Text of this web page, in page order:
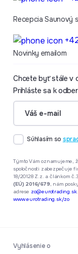
Recepcia Saunový
Novinky emailom
Chcete byť stále v
Prihláste sa k
formular.Váš e-mail
Súhlasím so
Týmto Vám oznamujeme,
spoločnosti zabezpečuje
18/20128 Z.z. a článkom
(EÚ) 2016/679, nám
adrese zo@eurotrading.sk
www.eurotrading.sk/zo
Vyhlásenie o